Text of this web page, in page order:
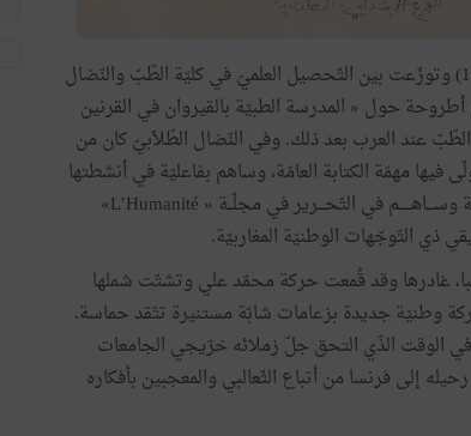
دامت التّجربة الباريسيّة ثماني سنوات بالتّمام والكمال (1925 – 1933) وتوزّعت بين التّحصيل العلميّ في كليّة الطّبّ والنّضال
حول « المدرسة الطبيّة بالقيروان في القرنين
عند العرب بعد ذلك. وفي النّضال الطّلاّبيّ كان من
طلبة شمال إفريقيا المسلمين بفرنسا سنة 1927 وتولّى فيها مهمّة الكتابة العامّة، وساهم بفاعليّة في أنشطتها
ومؤتمراتها ومنشوراتها . وفي السّياسة نشط صلب الحركة الشّيوعيّة وســـاهـــــم في التّحـــرير في مجلّــة « L’Humanité»
ذي التّوجّهات الوطنيّة المغاربيّة.
غادرها وقد قُمعت حركة محمّد علي وتشتّت شملها
وطنيّة جديدة بزعامات شابّة مستنيرة تتّقد حماسة.
في الوقت الذّي التحق جلّ زملائه خرّيجي الجامعات
إلى فرنسا من أتباع الثّعالبي والمعجبين بأفكاره